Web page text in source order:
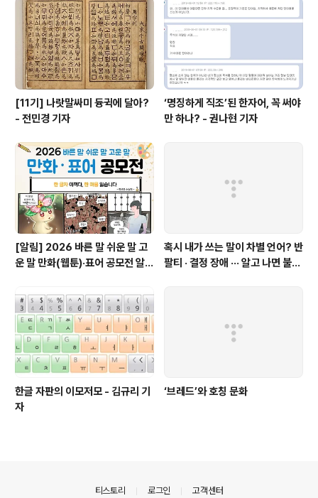
[11기] 나랏말싸미 듕귁에 달아?
- 전민경 기자
‘명징하게 직조’된 한자어, 꼭 써야
만 하나? - 권나현 기자
[알림] 2026 바른 말 쉬운 말 고
운 말 만화(웹툰)·표어 공모전 알림
혹시 내가 쓰는 말이 차별 언어? 반
팔티 · 결정 장애 ··· 알고 나면 불편
한글 자판의 이모저모 - 김규리 기
자
‘브레드’와 호칭 문화
티스토리 로그인 고객센터